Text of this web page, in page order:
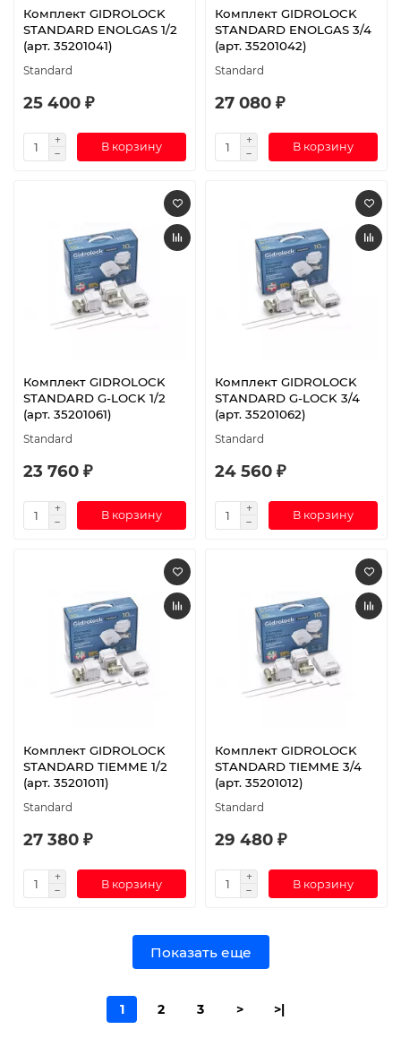
Комплект GIDROLOCK
STANDARD ENOLGAS 1/2
(арт. 35201041)
Standard
25 400 ₽
В корзину
Комплект GIDROLOCK
STANDARD ENOLGAS 3/4
(арт. 35201042)
Standard
27 080 ₽
В корзину
Комплект GIDROLOCK
STANDARD G-LOCK 1/2
(арт. 35201061)
Standard
23 760 ₽
В корзину
Комплект GIDROLOCK
STANDARD G-LOCK 3/4
(арт. 35201062)
Standard
24 560 ₽
В корзину
Комплект GIDROLOCK
STANDARD TIEMME 1/2
(арт. 35201011)
Standard
27 380 ₽
В корзину
Комплект GIDROLOCK
STANDARD TIEMME 3/4
(арт. 35201012)
Standard
29 480 ₽
В корзину
Показать еще
1 2 3 > >|